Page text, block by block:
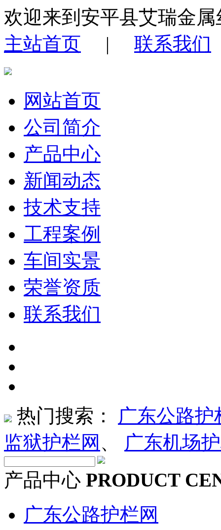
欢迎来到安平县艾瑞金
主站首页 | 联系我们
网站首页
公司简介
产品中心
新闻动态
技术支持
工程案例
车间实景
荣誉资质
联系我们
热门搜索： 广东公路护
监狱护栏网 、 广东机场
产品中心 PRODUCT
广东公路护栏网